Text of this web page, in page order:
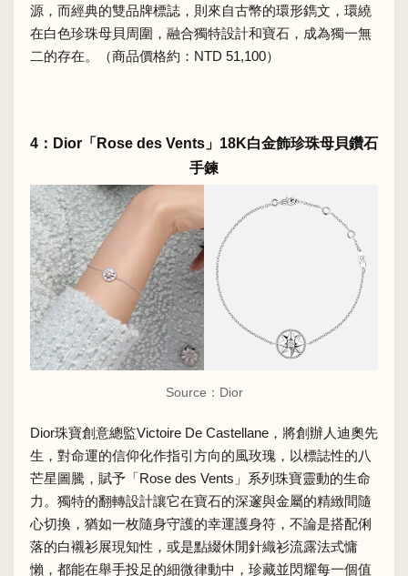
源，而經典的雙品牌標誌，則來自古幣的環形鐫文，環繞
在白色珍珠母貝周圍，融合獨特設計和寶石，成為獨一無
二的存在。（商品價格約：NTD 51,100）
4：Dior「Rose des Vents」18K白金飾珍珠母貝鑽石
手鍊
Source： Dior
Dior珠寶創意總監Victoire De Castellane，將創辦人迪奧先
生，對命運的信仰化作指引方向的風玫瑰，以標誌性的八
芒星圖騰，賦予「Rose des Vents」系列珠寶靈動的生命
力。獨特的翻轉設計讓它在寶石的深邃與金屬的精緻間隨
心切換，猶如一枚隨身守護的幸運護身符，不論是搭配俐
落的白襯衫展現知性，或是點綴休閒針織衫流露法式慵
懶，都能在舉手投足的細微律動中，珍藏並閃耀每一個值